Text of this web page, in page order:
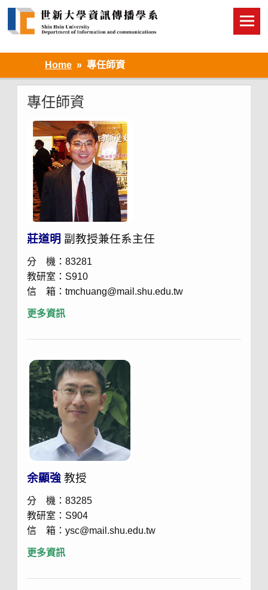
Home 專任師資
專任師資
莊道明 副教授兼任系主任
分 機：83281
教研室：S910
信 箱：tmchuang@mail.shu.edu.tw
更多資訊
余顯強 教授
分 機：83285
教研室：S904
信 箱：ysc@mail.shu.edu.tw
更多資訊